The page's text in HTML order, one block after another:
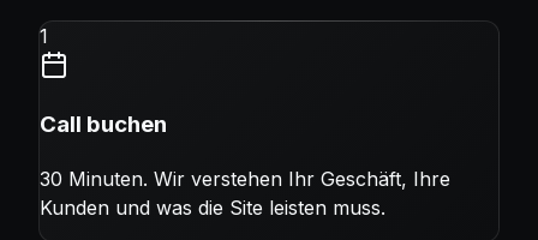
1
Call buchen
30 Minuten. Wir verstehen Ihr Geschäft, Ihre
Kunden und was die Site leisten muss.